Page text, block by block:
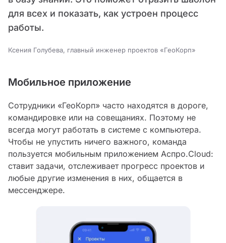
для всех и показать, как устроен процесс
работы.
Ксения Голубева, главный инженер проектов «ГеоКорп»
Мобильное приложение
Сотрудники «ГеоКорп» часто находятся в дороге,
командировке или на совещаниях. Поэтому не
всегда могут работать в системе с компьютера.
Чтобы не упустить ничего важного, команда
пользуется мобильным приложением Аспро.Cloud:
ставит задачи, отслеживает прогресс проектов и
любые другие изменения в них, общается в
мессенджере.